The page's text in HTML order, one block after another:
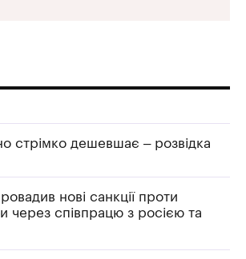
стрімко дешевшає – розвідка
нові санкції проти
через співпрацю з росією та